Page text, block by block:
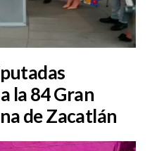
la 84 Gran
de Zacatlán